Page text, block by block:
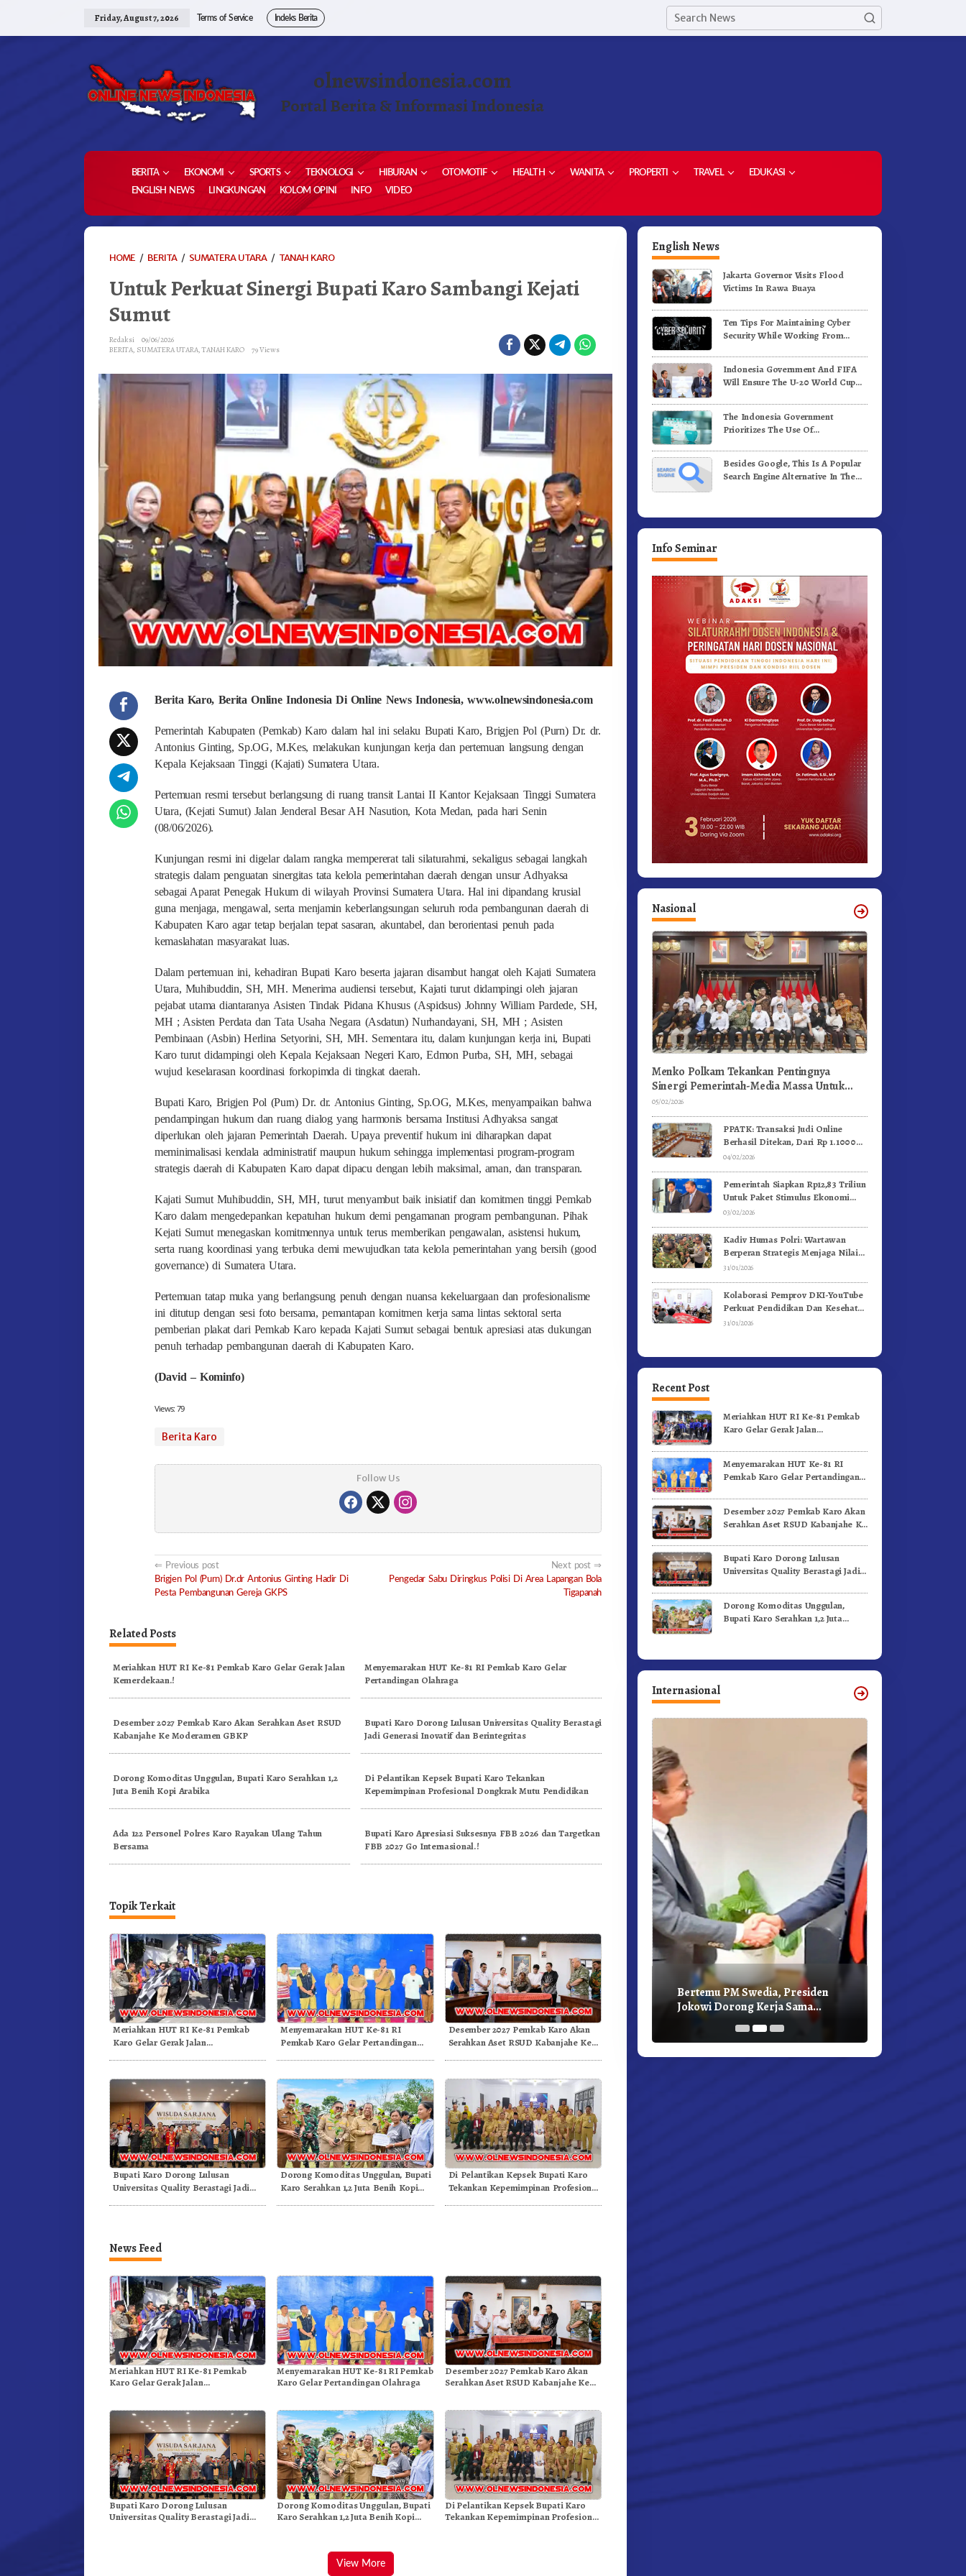
Friday, August 7, 2026 Terms of Service Indeks Berita
olnewsindonesia.com
Portal Berita & Informasi Indonesia
BERITA EKONOMI SPORTS TEKNOLOGI HIBURAN OTOMOTIF HEALTH WANITA PROPERTI TRAVEL
EDUKASI
ENGLISH NEWS
LINGKUNGAN KOLOM OPINI INFO VIDEO
HOME / BERITA / SUMATERA UTARA / TANAH KAROUNTUK
SINERGI
BUPATI
Untuk Perkuat Sinergi Bupati Karo Sambangi Kejati
Sumut
Redaksi
09/06/2026
BERITA, SUMATERA UTARA,TANAH KARO 79 Views
Berita Karo, Berita Online Indonesia Di Online News Indonesia, www.olnewsindonesia.com
Pemerintah Kabupaten (Pemkab) Karo dalam hal ini selaku Bupati Karo, Brigjen Pol (Purn) Dr. dr.
Antonius Ginting, Sp.OG, M.Kes, melakukan kunjungan kerja dan pertemuan langsung dengan
Kepala Kejaksaan Tinggi (Kajati) Sumatera Utara.
Pertemuan resmi tersebut berlangsung di ruang transit Lantai II Kantor Kejaksaan Tinggi Sumatera
Utara, (Kejati Sumut) Jalan Jenderal Besar AH Nasution, Kota Medan, pada hari Senin
(08/06/2026).
Kunjungan resmi ini digelar dalam rangka mempererat tali silaturahmi, sekaligus sebagai langkah
strategis dalam penguatan sinergitas tata kelola pemerintahan daerah dengan unsur Adhyaksa
sebagai Aparat Penegak Hukum di wilayah Provinsi Sumatera Utara. Hal ini dipandang krusial
guna menjaga, mengawal, serta menjamin keberlangsungan seluruh roda pembangunan daerah di
Kabupaten Karo agar tetap berjalan tepat sasaran, akuntabel, dan berorientasi penuh pada
kemaslahatan masyarakat luas.
Dalam pertemuan ini, kehadiran Bupati Karo beserta jajaran disambut hangat oleh Kajati Sumatera
Utara, Muhibuddin, SH, MH. Menerima audiensi tersebut, Kajati turut didampingi oleh jajaran
pejabat utama diantaranya Asisten Tindak Pidana Khusus (Aspidsus) Johnny William Pardede, SH,
MH ; Asisten Perdata dan Tata Usaha Negara (Asdatun) Nurhandayani, SH, MH ; Asisten
Pembinaan (Asbin) Herlina Setyorini, SH, MH. Sementara itu, dalam kunjungan kerja ini, Bupati
Karo turut didampingi oleh Kepala Kejaksaan Negeri Karo, Edmon Purba, SH, MH, sebagai
wujud keselarasan koordinasi forkopimda di tingkat daerah.
Bupati Karo, Brigjen Pol (Purn) Dr. dr. Antonius Ginting, Sp.OG, M.Kes, menyampaikan bahwa
pendampingan hukum dan ruang dialog yang harmonis bersama Institusi Adhyaksa sangat
diperlukan oleh jajaran Pemerintah Daerah. Upaya preventif hukum ini diharapkan dapat
meminimalisasi kendala administratif maupun hukum sehingga implementasi program-program
strategis daerah di Kabupaten Karo dapat dipacu dengan lebih maksimal, aman, dan transparan.
Kajati Sumut Muhibuddin, SH, MH, turut menyambut baik inisiatif dan komitmen tinggi Pemkab
Karo dalam mengedepankan kepatuhan hukum demi pengamanan program pembangunan. Pihak
Kejati Sumut menegaskan komitmennya untuk terus memberikan pengawalan, asistensi hukum,
serta ruang koordinasi yang terbuka demi mewujudkan tata kelola pemerintahan yang bersih (good
governance) di Sumatera Utara.
Pertemuan tatap muka yang berlangsung penuh dengan nuansa kekeluargaan dan profesionalisme
ini ditutup dengan sesi foto bersama, pemantapan komitmen kerja sama lintas sektoral serta
pemberian plakat dari Pemkab Karo kepada Kajati Sumut sebagai bentuk apresiasi atas dukungan
penuh terhadap pembangunan daerah di Kabupaten Karo.
(David – Kominfo)
Views: 79
Berita Karo
Follow Us
Post
navigation
Previous post
Brigjen Pol (Purn) Dr.dr Antonius Ginting Hadir Di
Pesta Pembangunan Gereja GKPS
Next post
Pengedar Sabu Diringkus Polisi Di Area Lapangan Bola
Tigapanah
Related Posts
Meriahkan HUT RI Ke-81 Pemkab Karo Gelar Gerak Jalan
Kemerdekaan.!
Menyemarakan HUT Ke-81 RI Pemkab Karo Gelar
Pertandingan Olahraga
Desember 2027 Pemkab Karo Akan Serahkan Aset RSUD
Kabanjahe Ke Moderamen GBKP
Bupati Karo Dorong Lulusan Universitas Quality Berastagi
Jadi Generasi Inovatif dan Berintegritas
Dorong Komoditas Unggulan, Bupati Karo Serahkan 1,2
Juta Benih Kopi Arabika
Di Pelantikan Kepsek Bupati Karo Tekankan
Kepemimpinan Profesional Dongkrak Mutu Pendidikan
Ada 122 Personel Polres Karo Rayakan Ulang Tahun
Bersama
Bupati Karo Apresiasi Suksesnya FBB 2026 dan Targetkan
FBB 2027 Go Internasional.!
Topik Terkait
Meriahkan HUT RI Ke-81 Pemkab
Karo Gelar Gerak Jalan
Menyemarakan HUT Ke-81 RI
Pemkab Karo Gelar Pertandingan
Desember 2027 Pemkab Karo Akan
Serahkan Aset RSUD Kabanjahe Ke
Bupati Karo Dorong Lulusan
Universitas Quality Berastagi Jadi
Dorong Komoditas Unggulan, Bupati
Karo Serahkan 1,2 Juta Benih Kopi
Di Pelantikan Kepsek Bupati Karo
Tekankan Kepemimpinan Profesional
News Feed
Meriahkan HUT RI Ke-81 Pemkab
Karo Gelar Gerak Jalan
Menyemarakan HUT Ke-81 RI Pemkab
Karo Gelar Pertandingan Olahraga
Desember 2027 Pemkab Karo Akan
Serahkan Aset RSUD Kabanjahe Ke
Bupati Karo Dorong Lulusan
Universitas Quality Berastagi Jadi
Dorong Komoditas Unggulan, Bupati
Karo Serahkan 1,2 Juta Benih Kopi
Di Pelantikan Kepsek Bupati Karo
Tekankan Kepemimpinan Profesional
View More
English News
Jakarta Governor Visits Flood
Victims In Rawa Buaya
Ten Tips For Maintaining Cyber
Security While Working From
Indonesia Government And FIFA
Will Ensure The U-20 World Cup
Standards
The Indonesia Government
Prioritizes The Use Of
Vaccines
Besides Google, This Is A Popular
Search Engine Alternative In The
Info Seminar
Nasional
Menko Polkam Tekankan Pentingnya
Sinergi Pemerintah-Media Massa Untuk
Jaga Stabilitas Bangsa
05/02/2026
PPATK: Transaksi Judi Online
Berhasil Ditekan, Dari Rp 1.1000
Triliun Menjadi Rp 268 Triliun
04/02/2026
Pemerintah Siapkan Rp12,83 Triliun
Untuk Paket Stimulus Ekonomi
Kuartal I-2026
03/02/2026
Kadiv Humas Polri: Wartawan
Berperan Strategis Menjaga Nilai
Kebangsaan, Demokrasi, dan NKRI
31/01/2026
Kolaborasi Pemprov DKI-YouTube
Perkuat Pendidikan Dan Kesehatan
Mental
31/01/2026
Recent Post
Meriahkan HUT RI Ke-81 Pemkab
Karo Gelar Gerak Jalan
Menyemarakan HUT Ke-81 RI
Pemkab Karo Gelar Pertandingan
Desember 2027 Pemkab Karo Akan
Serahkan Aset RSUD Kabanjahe Ke
Bupati Karo Dorong Lulusan
Universitas Quality Berastagi Jadi
Dorong Komoditas Unggulan,
Bupati Karo Serahkan 1,2 Juta
Internasional
Ditpolsatwa Baharkam Polri Tiba
Di Myanmar, Siap Bantu Korban
Bertemu PM Swedia, Presiden
Jokowi Dorong Kerja Sama
Pembangunan Hijau